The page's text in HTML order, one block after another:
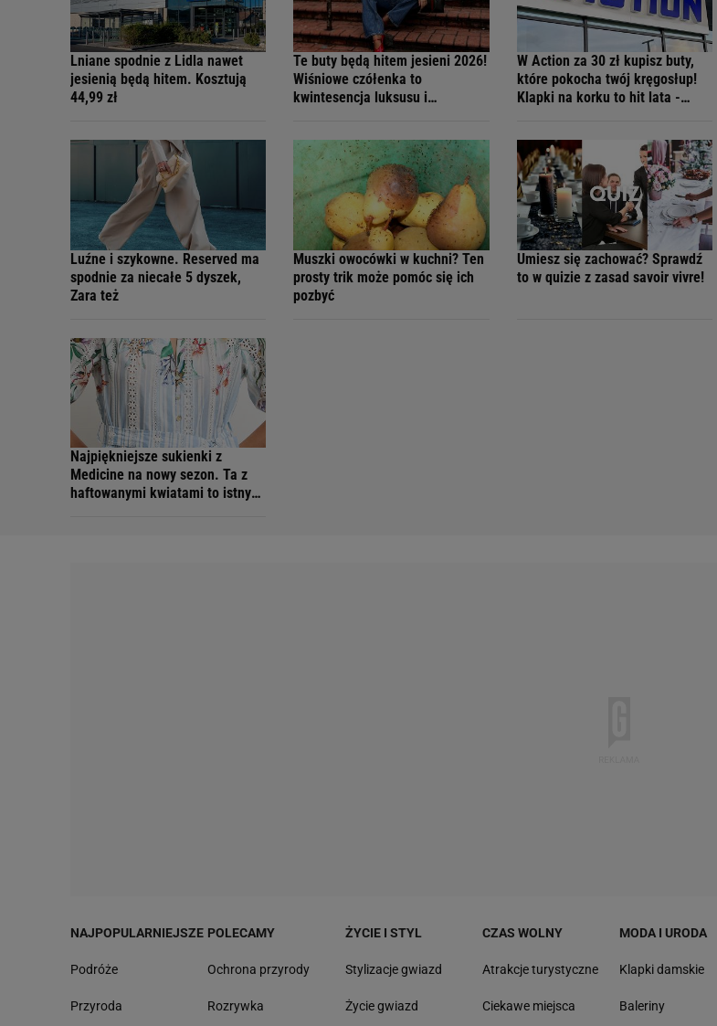
Lniane spodnie z Lidla nawet
jesienią będą hitem. Kosztują
44,99 zł
Te buty będą hitem jesieni 2026!
Wiśniowe czółenka to
kwintesencja luksusu i
W Action za 30 zł kupisz buty,
które pokocha twój kręgosłup!
Klapki na korku to hit lata -
Luźne i szykowne. Reserved ma
spodnie za niecałe 5 dyszek,
Zara też
Muszki owocówki w kuchni? Ten
prosty trik może pomóc się ich
pozbyć
Umiesz się zachować? Sprawdź
to w quizie z zasad savoir vivre!
Najpiękniejsze sukienki z
Medicine na nowy sezon. Ta z
haftowanymi kwiatami to istny
NAJPOPULARNIEJSZE
Podróże
Przyroda
POLECAMY
Ochrona przyrody
Rozrywka
ŻYCIE I STYL
Stylizacje gwiazd
Życie gwiazd
CZAS WOLNY
Atrakcje turystyczne
Ciekawe miejsca
MODA I URODA
Klapki damskie
Baleriny